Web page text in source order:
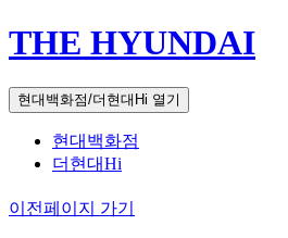
THE HYUNDAI
현대백화점/더현대Hi 열기
현대백화점
더현대Hi
이전페이지 가기